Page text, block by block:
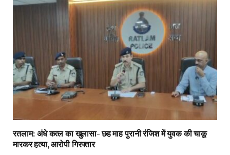
रतलाम: अंधे कत्ल का खुलासा- छह माह पुरानी रंजिश में युवक की चाकू
मारकर हत्या, आरोपी गिरफ्तार